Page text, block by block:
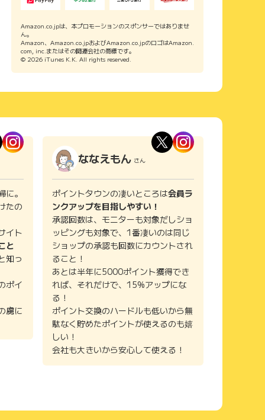
Amazon.co.jpは、本プロモーションのスポンサーではありませ
ん。
Amazon、Amazon.co.jpおよびAmazon.co.jpのロゴはAmazon.
com, inc.またはその関連会社の商標です。
© 2026 iTunes K.K. All rights reserved.
。
たの
イト
と
知っ
ポイ
虜に
ななえもん さん
ポイントタウンの凄いところは会員ラ
ンクアップを目指しやすい！
承認回数は、モニターも対象だしショ
ッピングも対象で、1番凄いのは同じ
ショップの承認も回数にカウントされ
ること！
あとは半年に5000ポイント獲得でき
れば、それだけで、15%アップにな
る！
ポイント交換のハードルも低いから無
駄なく貯めたポイントが使えるのも嬉
しい！
会社も大きいから安心して使える！